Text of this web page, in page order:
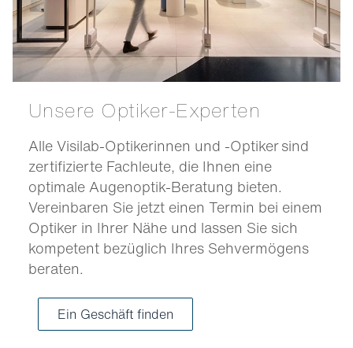
Unsere Optiker-Experten
Alle Visilab-Optikerinnen und -Optiker sind
zertifizierte Fachleute, die Ihnen eine
optimale Augenoptik-Beratung bieten.
Vereinbaren Sie jetzt einen Termin bei einem
Optiker in Ihrer Nähe und lassen Sie sich
kompetent bezüglich Ihres Sehvermögens
beraten.
Ein Geschäft finden